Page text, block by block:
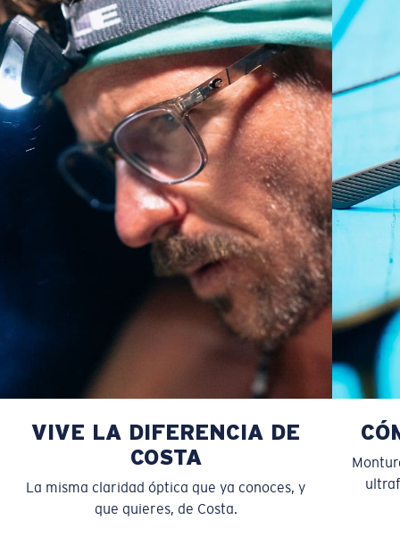
Curva base 4 - Cobertura media
Monturas con cobertura y diseño envolvente medios
que valoran el estilo pero siguen ofreciendo el mejor
rendimiento.
¿No tiene a mano una regla de medir?
Use esta práctica guía para calcular el ajuste que
S M
VIVE LA DIFERENCIA DE
COSTA
La misma claridad óptica que ya conoces, y
que quieres, de Costa.